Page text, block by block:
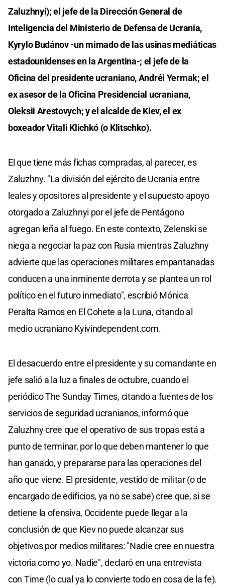
Zaluzhnyi); el jefe de la Dirección General de
Inteligencia del Ministerio de Defensa de Ucrania,
Kyrylo Budánov -un mimado de las usinas mediáticas
estadounidenses en la Argentina-; el jefe de la
Oficina del presidente ucraniano, Andréi Yermak; el
ex asesor de la Oficina Presidencial ucraniana,
Oleksii Arestovych; y el alcalde de Kiev, el ex
boxeador Vitali Klichkó (o Klitschko).
El que tiene más fichas compradas, al parecer, es
Zaluzhny. "La división del ejército de Ucrania entre
leales y opositores al presidente y el supuesto apoyo
otorgado a Zaluzhnyi por el jefe de Pentágono
agregan leña al fuego. En este contexto, Zelenski se
niega a negociar la paz con Rusia mientras Zaluzhny
advierte que las operaciones militares empantanadas
conducen a una inminente derrota y se plantea un rol
político en el futuro inmediato", escribió Mónica
Peralta Ramos en El Cohete a la Luna, citando al
medio ucraniano Kyivindependent.com.
El desacuerdo entre el presidente y su comandante en
jefe salió a la luz a finales de octubre, cuando el
periódico The Sunday Times, citando a fuentes de los
servicios de seguridad ucranianos, informó que
Zaluzhny cree que el operativo de sus tropas está a
punto de terminar, por lo que deben mantener lo que
han ganado, y prepararse para las operaciones del
año que viene. El presidente, vestido de militar (o de
encargado de edificios, ya no se sabe) cree que, si se
detiene la ofensiva, Occidente puede llegar a la
conclusión de que Kiev no puede alcanzar sus
objetivos por medios militares: "Nadie cree en nuestra
victoria como yo. Nadie", declaró en una entrevista
con Time (lo cual ya lo convierte todo en cosa de la fe).